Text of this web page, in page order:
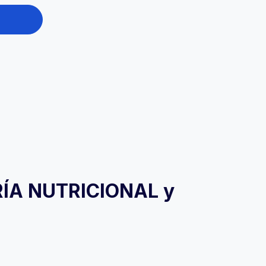
NUTRICIONAL y